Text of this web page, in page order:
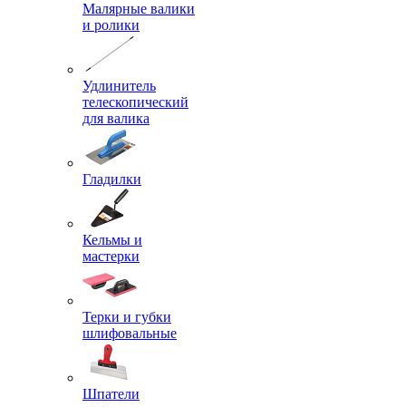
Малярные валики
и ролики
Удлинитель
телескопический
для валика
Гладилки
Кельмы и
мастерки
Терки и губки
шлифовальные
Шпатели